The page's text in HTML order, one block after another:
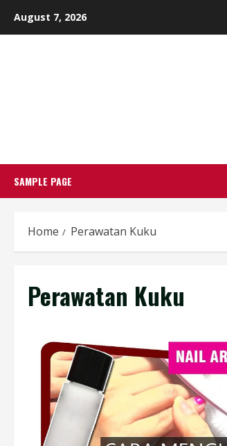
August 7, 2026
SAMPLE PAGE
Home Perawatan Kuku
Perawatan Kuku